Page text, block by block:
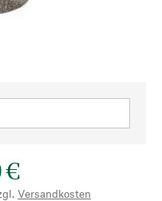
€
Versandkosten